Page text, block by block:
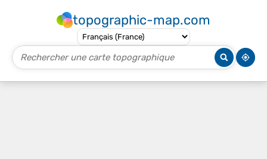
topographic-map.com